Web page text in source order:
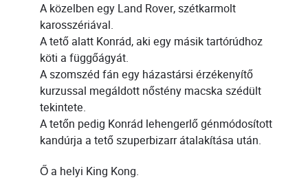
A közelben egy Land Rover, szétkarmolt
karosszériával.
A tető alatt Konrád, aki egy másik tartórúdhoz
köti a függőágyát.
A szomszéd fán egy házastársi érzékenyítő
kurzussal megáldott nőstény macska szédült
tekintete.
A tetőn pedig Konrád lehengerlő génmódosított
kandúrja a tető szuperbizarr átalakítása után.
Ő a helyi King Kong.